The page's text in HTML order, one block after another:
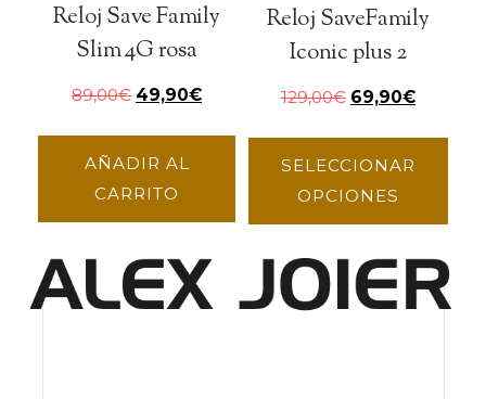
Reloj Save Family
Slim 4G rosa
89,00€ 49,90€
AÑADIR AL
CARRITO
Reloj SaveFamily
Iconic plus 2
129,00€ 69,90€
SELECCIONAR
OPCIONES